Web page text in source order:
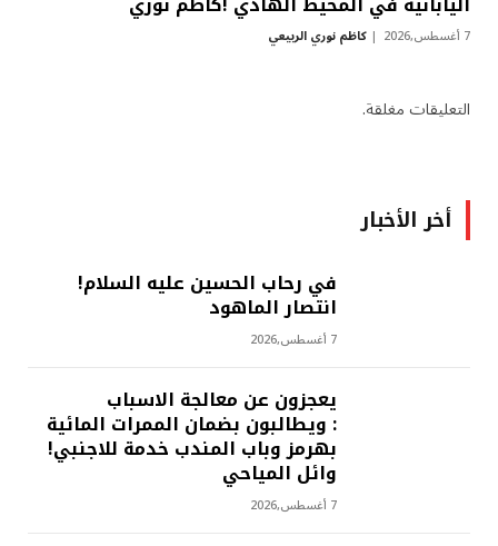
7 أغسطس,2026 كاظم نوري الربيعي
التعليقات مغلقة.
أخر الأخبار
في رحاب الحسين عليه السلام!
انتصار الماهود
7 أغسطس,2026
يعجزون عن معالجة الاسباب
: ويطالبون بضمان الممرات المائية
بهرمز وباب المندب خدمة للاجنبي!
وائل المياحي
7 أغسطس,2026